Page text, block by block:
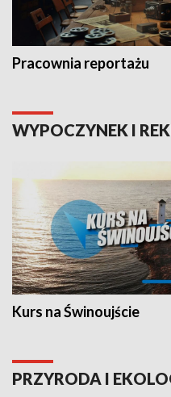
Pracownia reportażu
WYPOCZYNEK I
Kurs na Świnoujście
PRZYRODA I